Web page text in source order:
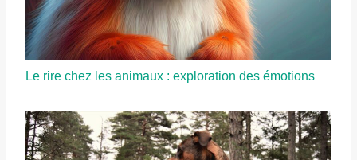
Le rire chez les animaux : exploration des émotions